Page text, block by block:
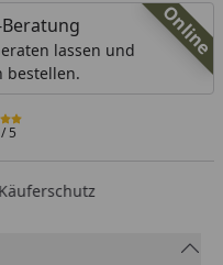
Online
lassen und
bestellen.
/ 5